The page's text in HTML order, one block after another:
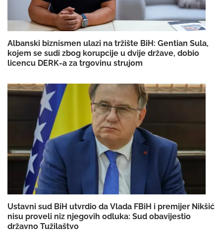
Albanski biznismen ulazi na tržište BiH: Gentian Sula,
kojem se sudi zbog korupcije u dvije države, dobio
licencu DERK-a za trgovinu strujom
Ustavni sud BiH utvrdio da Vlada FBiH i premijer Nikšić
nisu proveli niz njegovih odluka: Sud obavijestio
državno Tužilaštvo